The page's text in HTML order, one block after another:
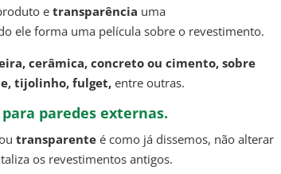
e transparência uma
ele forma uma película sobre o revestimento.
cerâmica, concreto ou cimento, sobre
tijolinho, fulget, entre outras.
paredes externas.
transparente é como já dissemos, não alterar
os revestimentos antigos.